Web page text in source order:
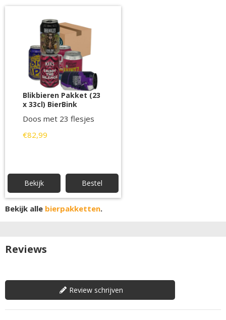
Blikbieren Pakket (23
x 33cl) BierBink
Doos met 23 flesjes
€82,99
Bekijk Bestel
Bekijk alle bierpakketten.
Reviews
Review schrijven